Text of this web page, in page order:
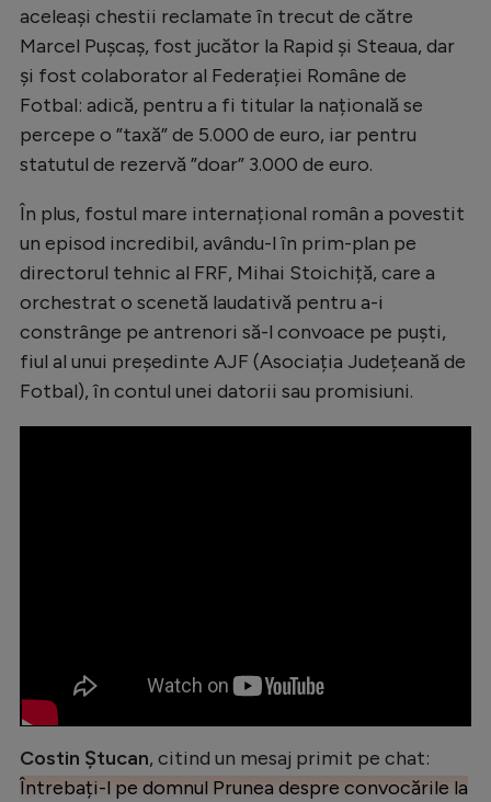
Formula 1
Gimnastică
Auto
Rugby
Alte sporturi
JO 2024
JO 2026
aceleași chestii reclamate în trecut de către
Marcel Pușcaș, fost jucător la Rapid și Steaua, dar
și fost colaborator al Federației Române de
Fotbal: adică, pentru a fi titular la națională se
percepe o ”taxă” de 5.000 de euro, iar pentru
statutul de rezervă ”doar” 3.000 de euro.
În plus, fostul mare internațional român a povestit
un episod incredibil, avându-l în prim-plan pe
directorul tehnic al FRF, Mihai Stoichiță, care a
orchestrat o scenetă laudativă pentru a-i
constrânge pe antrenori să-l convoace pe puști,
fiul al unui președinte AJF (Asociația Județeană de
Fotbal), în contul unei datorii sau promisiuni.
Costin Ștucan, citind un mesaj primit pe chat:
Întrebați-l pe domnul Prunea despre convocările la